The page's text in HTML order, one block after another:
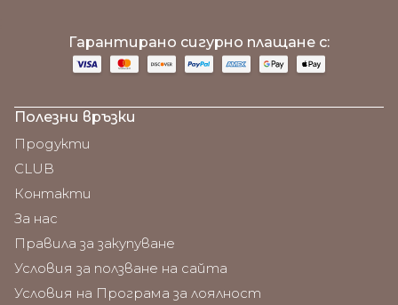
Гарантирано сигурно плащане с:
Полезни връзки
Продукти
CLUB
Контакти
За нас
Правила за закупуване
Условия за ползване на сайта
Условия на Програма за лоялност